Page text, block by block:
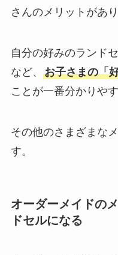
さんのメリットがあり
自分の好みのランド
など、 お子さまの「
ことが一番分かりや
その他のさまざまな
す。
オーダーメイドの
ドセルになる